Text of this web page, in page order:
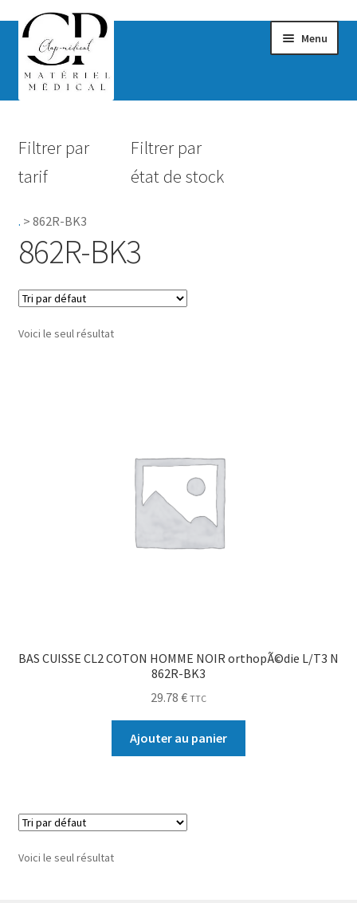
Menu
Hygiène
Accessoires Salle de bain
Filtrer par
tarif
Filtrer par
état de stock
. > 862R-BK3
862R-BK3
Voici le seul résultat
BAS CUISSE CL2 COTON HOMME NOIR orthopÃ©die L/T3 N
862R-BK3
29.78 € TTC
Ajouter au panier
Voici le seul résultat